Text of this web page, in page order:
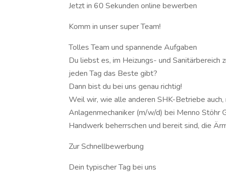
Jetzt in 60 Sekunden online bewerben
Komm in unser super Team!
Tolles Team und spannende Aufgaben
Du liebst es, im Heizungs- und Sanitärbereich
jeden Tag das Beste gibt?
Dann bist du bei uns genau richtig!
Weil wir, wie alle anderen SHK-Betriebe
Anlagenmechaniker (m/w/d) bei Menno Stöhr
Handwerk beherrschen und bereit sind, die
Zur Schnellbewerbung
Dein typischer Tag bei uns